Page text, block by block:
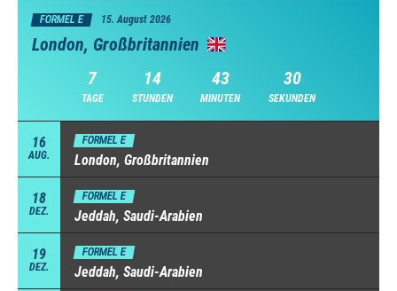
FORMEL E 15. August 2026
London, Großbritannien
7
TAGE
14
STUNDEN
43
MINUTEN
30
SEKUNDEN
16
AUG.
FORMEL E
London, Großbritannien
18
DEZ.
FORMEL E
Jeddah, Saudi-Arabien
19
DEZ.
FORMEL E
Jeddah, Saudi-Arabien